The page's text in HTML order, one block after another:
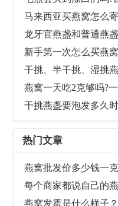
马来西亚买燕窝怎么
新手第一次怎么买燕
热门文章
燕窝发霉是什么样子